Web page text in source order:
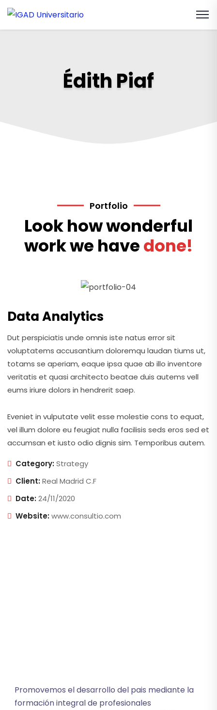
Édith Piaf
Portfolio
Look how wonderful
work we havedone!
Data Analytics
Dut perspiciatis unde omnis iste natus error sit
voluptatems accusantium doloremqu laudan tiums ut,
totams se aperiam, eaque ipsa quae ab illo inventore
veritatis et quasi architecto beatae duis autems vell
eums iriure dolors in hendrerit saep.
Eveniet in vulputate velit esse molestie cons to equat,
vel illum dolore eu feugiat nulla facilisis seds eros sed et
accumsan et iusto odio dignis sim. Temporibus autem.
Category:Strategy
Client:Real Madrid C.F
Date:24/11/2020
Website:www.consultio.com
Promovemos el desarrollo del pais mediante la
formación integral de profesionales